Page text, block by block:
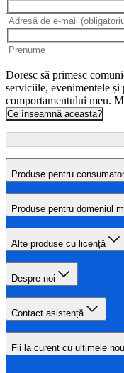
Doresc să primesc
serviciile, evenimentele
comportamentului meu.
Ce înseamnă aceasta?
Produse pentru
Produse pentru domeniul
Alte produse cu licență
Despre noi
Contact asistență
Fii la curent cu ultimele